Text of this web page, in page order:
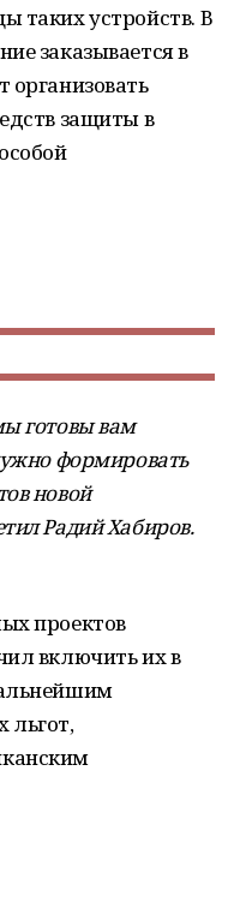
таких устройств. В
заказывается в
организовать
защиты в
готовы вам
формировать
новой
Радий Хабиров.
проектов
включить их в
льгот,